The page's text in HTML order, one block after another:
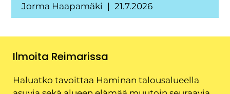
Jorma Haapamäki 21.7.2026
Ilmoita Reimarissa
Haluatko tavoittaa Haminan talousalueella